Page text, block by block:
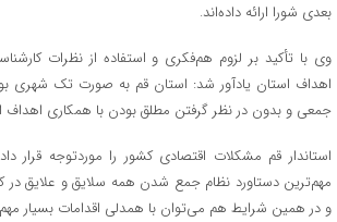
بعدی شورا ارائه داده‌اند.
وی با تأکید بر لزوم هم‌فکری و استفاده از نظرات
اهداف استان یادآور شد: استان قم به صورت تک شهری
جمعی و بدون در نظر گرفتن مطلق بودن با همکاری اهداف
استاندار قم مشکلات اقتصادی کشور را موردتوجه قرار
مهم‌ترین دستاورد نظام جمع شدن همه سلایق و علایق در
و در همین شرایط هم می‌توان با همدلی اقدامات بسیار مهم